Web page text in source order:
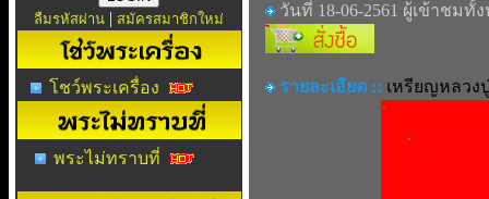
ลืมรหัสผ่าน | สมัครสมาชิกใหม่
โชว์พระเครื่อง
พระไม่ทราบที่
วันที่ 18-06-2561 ผู้เข้าชมทั้
รายละเอียด :: เหรียญหลวง